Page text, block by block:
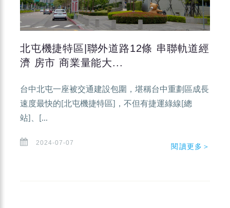
北屯機捷特區|聯外道路12條 串聯軌道經
濟 房市 商業量能大...
台中北屯一座被交通建設包圍，堪稱台中重劃區成長
速度最快的[北屯機捷特區]，不但有捷運綠線[總
站]、[...
2024-07-07 閱讀更多＞